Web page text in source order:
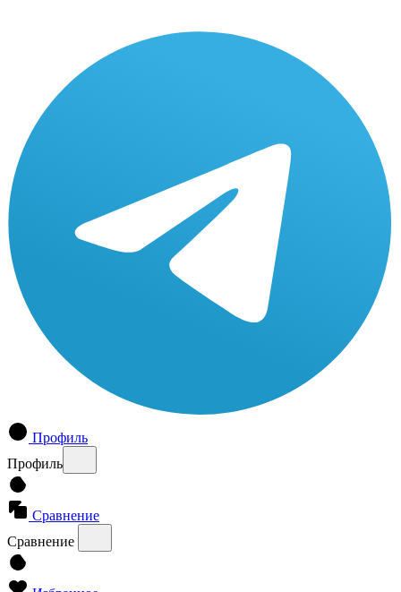
Профиль
Профиль
Сравнение
Сравнение